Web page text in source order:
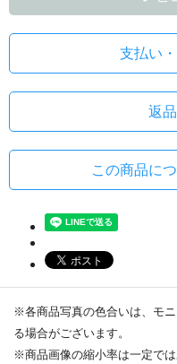
支払い
返
この商品に
※各商品写真の色合いは、モ
る場合がございます。
※商品画像の縮小率は一定で